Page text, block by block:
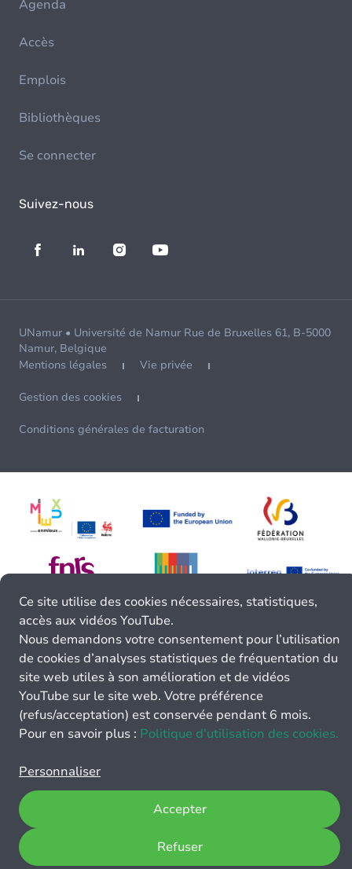
Agenda
Accès
Emplois
Bibliothèques
Se connecter
Suivez-nous
UNamur • Université de Namur Rue de Bruxelles 61, B-5000
Namur, Belgique
Mentions légales
Vie privée
Gestion des cookies
Conditions générales de facturation
Ce site utilise des cookies nécessaires, statistiques,
accès aux vidéos YouTube.
Nous demandons votre consentement pour l’utilisation
de cookies d’analyses statistiques de fréquentation du
site web utiles à son amélioration et de vidéos
YouTube sur le site web. Votre préférence
(refus/acceptation) est conservée pendant 6 mois.
Pour en savoir plus : Politique d’utilisation des cookies.
Personnaliser
Refuser
Accepter